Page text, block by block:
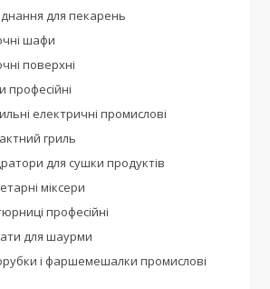
для пекарень
шафи
поверхні
професійні
електричні промислові
гриль
для сушки продуктів
міксери
професійні
для шаурми
і фаршемешалки промислові